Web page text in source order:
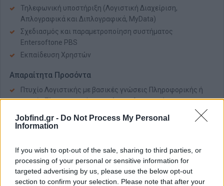
Jobfind.gr - Do Not Process My Personal
Information
If you wish to opt-out of the sale, sharing to third parties, or
processing of your personal or sensitive information for
targeted advertising by us, please use the below opt-out
section to confirm your selection. Please note that after your
Τηλεφωνική υποστήριξη (Λογιστική Διαχείριση,
Απλογραφικά και Διπλογραφικά, MyData)
Σχεδιασμός και παραμετροποίηση συστήματος
Entersoftone PBS
Εκπαίδευση Χρηστών
Απαραίτητα Προσόντα
Πτυχίο Λογιστικής με βασικές γνώσεις Πληροφορικής ή
πτυχίο Πληροφορικής με γνώσεις Λογιστικής
Επιθυμητή γνώση Entersoftone PBS
Καλή γνώση Ms Office (word, excel)
Ικανότητα επικοινωνίας με πελάτες και συνεργάτες
Εκπληρωμένες Στρατιωτικές Υποχρεώσεις (για τους
άνδρες υποψηφίους)